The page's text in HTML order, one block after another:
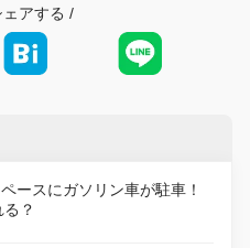
アする /
ースにガソリン車が駐車！
？